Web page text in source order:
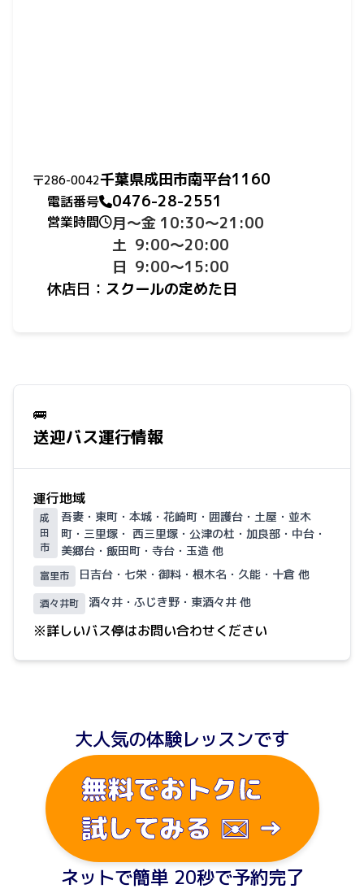
〒286-0042千葉県成田市南平台1160
電話番号 0476-28-2551
営業時間
月〜金 10:30〜21:00
土 9:00〜20:00
日 9:00〜15:00
休店日： スクールの定めた日
🚌
送迎バス運行情報
運行地域
成
田
市
吾妻・東町・本城・花崎町・囲護台・土屋・並木
町・三里塚・ 西三里塚・公津の杜・加良部・中台・
美郷台・飯田町・寺台・玉造 他
富里市 日吉台・七栄・御料・根木名・久能・十倉 他
酒々井町 酒々井・ふじき野・東酒々井 他
※詳しいバス停はお問い合わせください
大人気の体験レッスンです
無料でおトクに
試してみる ✉️ →
ネットで簡単 20秒で予約完了